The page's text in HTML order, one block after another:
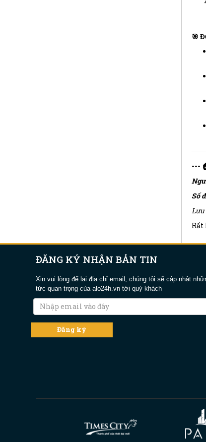
🎯
---
Số
Rất
ĐĂNG KÝ NHẬN BẢN TIN
Xin vui lòng để lại địa chỉ email, chúng tôi sẽ cập nhật
tức quan trọng của alo24h.vn tới quý khách